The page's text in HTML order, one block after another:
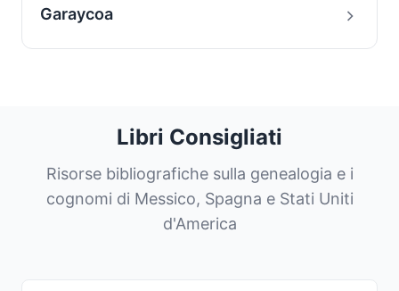
Garaycoa
Libri Consigliati
Risorse bibliografiche sulla genealogia e i
cognomi di Messico, Spagna e Stati Uniti
d'America